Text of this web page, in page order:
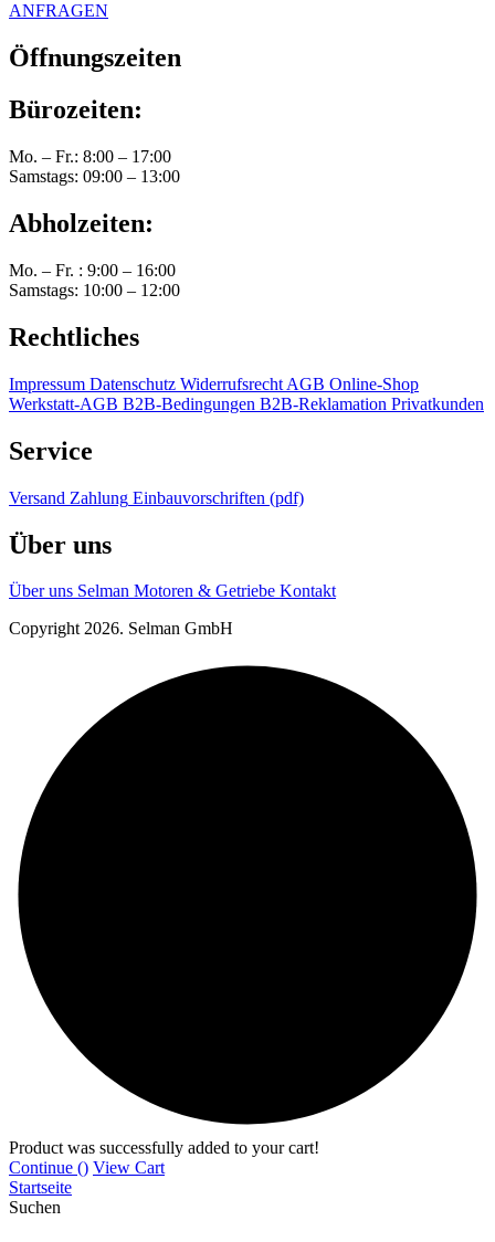
ANFRAGEN
Öffnungszeiten
Bürozeiten:
Mo. – Fr.: 8:00 – 17:00
Samstags: 09:00 – 13:00
Abholzeiten:
Mo. – Fr. : 9:00 – 16:00
Samstags: 10:00 – 12:00
Rechtliches
Impressum Datenschutz Widerrufsrecht AGB Online-Shop
Werkstatt-AGB B2B-Bedingungen B2B-Reklamation Privatkunden
Service
Versand Zahlung Einbauvorschriften (pdf)
Über uns
Über uns Selman Motoren & Getriebe Kontakt
Copyright 2026. Selman GmbH
Product was successfully added to your cart!
Continue () View Cart
Startseite
Suchen